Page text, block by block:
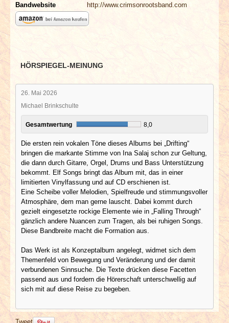
Bandwebsite
http://www.crimsonrootsband.com
HÖRSPIEGEL-MEINUNG
26. Mai 2026
Michael Brinkschulte
Gesamtwertung 8,0
Die ersten rein vokalen Töne dieses Albums bei „Drifting“
bringen die markante Stimme von Ina Salaj schon zur Geltung,
die dann durch Gitarre, Orgel, Drums und Bass Unterstützung
bekommt. Elf Songs bringt das Album mit, das in einer
limitierten Vinylfassung und auf CD erschienen ist.
Eine Scheibe voller Melodien, Spielfreude und stimmungsvoller
Atmosphäre, dem man gerne lauscht. Dabei kommt durch
gezielt eingesetzte rockige Elemente wie in „Falling Through“
gänzlich andere Nuancen zum Tragen, als bei ruhigen Songs.
Diese Bandbreite macht die Formation aus.
Das Werk ist als Konzeptalbum angelegt, widmet sich dem
Themenfeld von Bewegung und Veränderung und der damit
verbundenen Sinnsuche. Die Texte drücken diese Facetten
passend aus und fordern die Hörerschaft unterschwellig auf
sich mit auf diese Reise zu begeben.